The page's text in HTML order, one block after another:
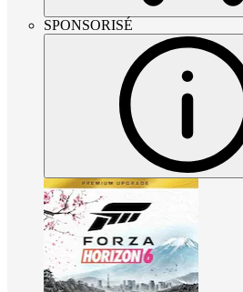
SPONSORISÉ